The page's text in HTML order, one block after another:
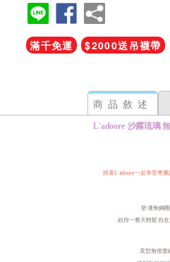
滿千免運 $2000送吊襪帶
商品敘述